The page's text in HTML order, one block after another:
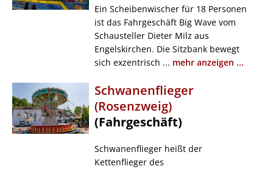
Ein Scheibenwischer für 18 Personen
ist das Fahrgeschäft Big Wave vom
Schausteller Dieter Milz aus
Engelskirchen. Die Sitzbank bewegt
sich exzentrisch ... mehr anzeigen ...
Schwanenflieger
(Rosenzweig)
(Fahrgeschäft)
Schwanenflieger heißt der
Kettenflieger des